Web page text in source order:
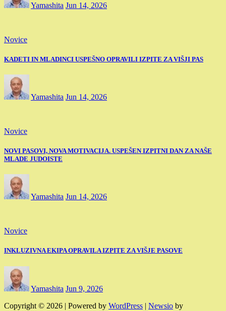
Yamashita Jun 14, 2026
Novice
KADETI IN MLADINCI USPEŠNO OPRAVILI IZPITE ZA VIŠJI PAS
Yamashita Jun 14, 2026
Novice
NOVI PASOVI, NOVA MOTIVACIJA. USPEŠEN IZPITNI DAN ZA NAŠE
MLADE JUDOISTE
Yamashita Jun 14, 2026
Novice
INKLUZIVNA EKIPA OPRAVILA IZPITE ZA VIŠJE PASOVE
Yamashita Jun 9, 2026
Copyright © 2026 | Powered by WordPress | Newsio by